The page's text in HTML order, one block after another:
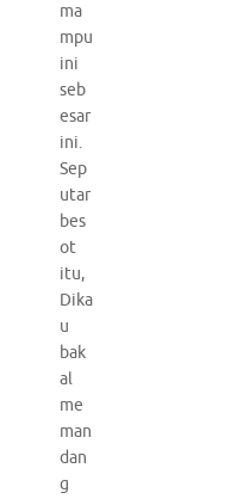
ma
mpu
ini
seb
esar
ini.
Sep
utar
bes
ot
itu,
Dika
u
bak
al
me
man
dan
g